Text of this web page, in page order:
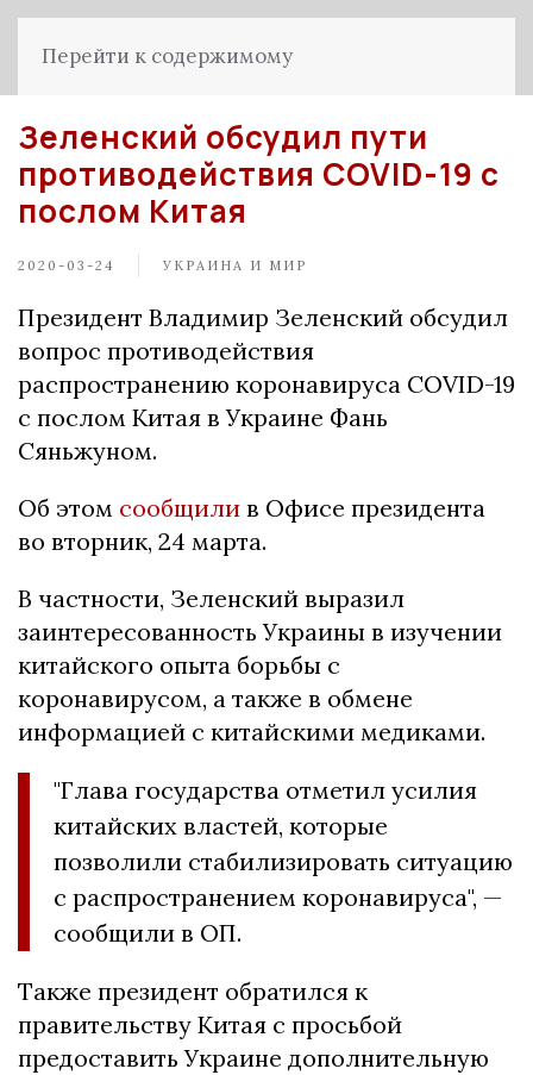
Перейти к содержимому
Зеленский обсудил пути
противодействия COVID-19 с
послом Китая
2020-03-24 УКРАИНА И МИР
Президент Владимир Зеленский обсудил
вопрос противодействия
распространению коронавируса COVID-19
с послом Китая в Украине Фань
Сяньжуном.
Об этом сообщили в Офисе президента
во вторник, 24 марта.
В частности, Зеленский выразил
заинтересованность Украины в изучении
китайского опыта борьбы с
коронавирусом, а также в обмене
информацией с китайскими медиками.
"Глава государства отметил усилия
китайских властей, которые
позволили стабилизировать ситуацию
с распространением коронавируса", —
сообщили в ОП.
Также президент обратился к
правительству Китая с просьбой
предоставить Украине дополнительную